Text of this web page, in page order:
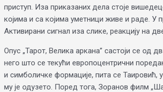
приступ. Иза приказаних дела стоје
којима и са којима уметници живе и раде. У
Активирани сигнал иза слике, реакцију на
Опус „Тарот, Велика аркана” састоји се од
него што се текући европоцентрични
и симболичке формације, пита се Таировић,
му је одузето. Поред тога, Зоранов филм